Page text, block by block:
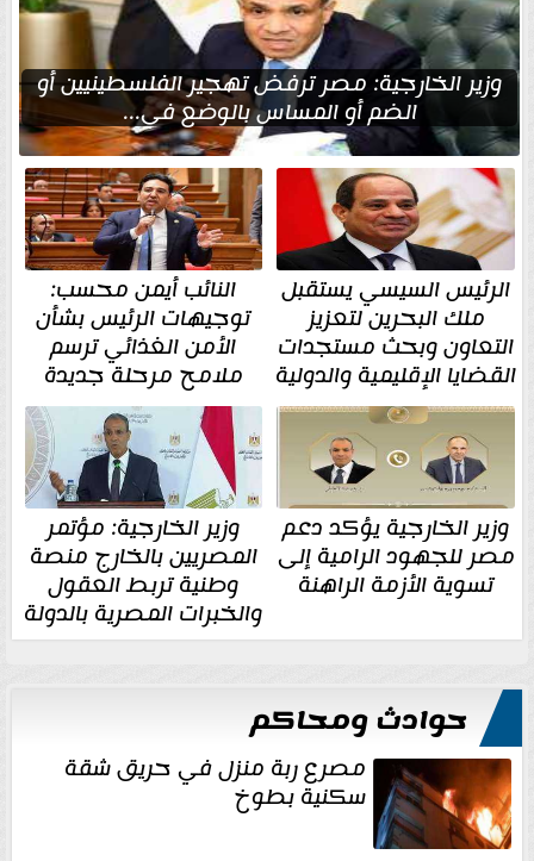
وزير الخارجية: مصر ترفض تهجير الفلسطينيين أو
الضم أو المساس بالوضع في...
الرئيس السيسي يستقبل
ملك البحرين لتعزيز
التعاون وبحث مستجدات
القضايا الإقليمية والدولية
النائب أيمن محسب:
توجيهات الرئيس بشأن
الأمن الغذائي ترسم
ملامح مرحلة جديدة
وزير الخارجية يؤكد دعم
مصر للجهود الرامية إلى
تسوية الأزمة الراهنة
وزير الخارجية: مؤتمر
المصريين بالخارج منصة
وطنية تربط العقول
والخبرات المصرية بالدولة
حوادث ومحاكم
مصرع ربة منزل في حريق شقة
سكنية بطوخ